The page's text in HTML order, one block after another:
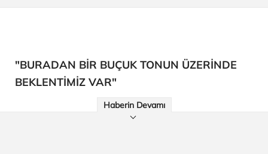
"BURADAN BİR BUÇUK TONUN ÜZERİNDE
BEKLENTİMİZ VAR"
Haberin Devamı